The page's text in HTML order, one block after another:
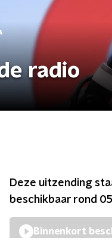
radio
Deze uitzending
beschikbaar rond
Binnenkort